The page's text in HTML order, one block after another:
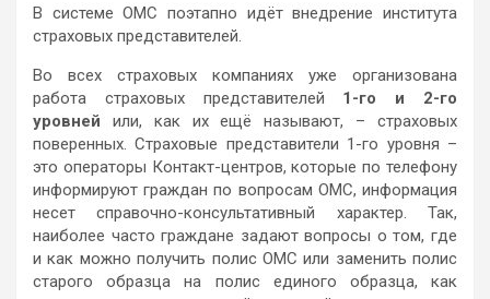
В системе ОМС поэтапно идёт внедрение института
страховых представителей.
Во всех страховых компаниях уже организована
работа страховых представителей 1-го и 2-го
уровней или, как их ещё называют, – страховых
поверенных. Страховые представители 1-го уровня –
это операторы Контакт-центров, которые по телефону
информируют граждан по вопросам ОМС, информация
несет справочно-консультативный характер. Так,
наиболее часто граждане задают вопросы о том, где
и как можно получить полис ОМС или заменить полис
старого образца на полис единого образца, как